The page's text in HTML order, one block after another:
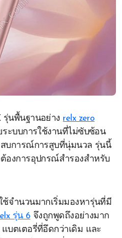
รุ่นพื้นฐานอย่าง relx zero
ะบบการใช้งานที่ไม่ซับซ้อน
บการณ์การสูบที่นุ่มนวล รุ่นนี้
องการอุปกรณ์สำรองสำหรับ
จำนวนมากเริ่มมองหารุ่นที่มี
รุ่น 6 จึงถูกพูดถึงอย่างมาก
บตเตอรี่ที่อึดกว่าเดิม และ